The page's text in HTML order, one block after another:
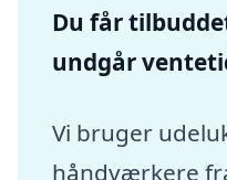
Du får
undgår
Vi bruger
håndværkere